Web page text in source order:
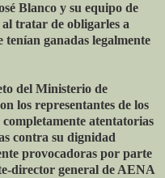
Blanco y su equipo de
tratar de obligarles a
ganadas legalmente
del Ministerio de
los representantes de los
atentatorias
contra su dignidad
provocadoras por parte
director general de AENA